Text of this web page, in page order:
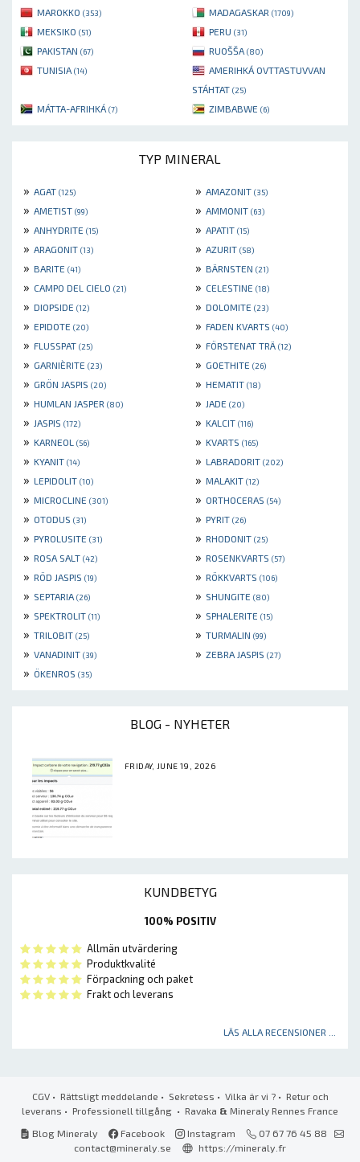
MAROKKO (353) MADAGASKAR (1709)
MEKSIKO (51) PERU (31)
PAKISTAN (67) RUOŠŠA (80)
TUNISIA (14)
AMERIHKÁ OVTTASTUVVAN
STÁHTAT (25)
MÁTTA-AFRIHKÁ (7) ZIMBABWE (6)
TYP MINERAL
» AGAT (125) » AMAZONIT (35)
» AMETIST (99) » AMMONIT (63)
» ANHYDRITE (15) » APATIT (15)
» ARAGONIT (13) » AZURIT (58)
» BARITE (41) » BÄRNSTEN (21)
» CAMPO DEL CIELO (21) » CELESTINE (18)
» DIOPSIDE (12) » DOLOMITE (23)
» EPIDOTE (20) » FADEN KVARTS (40)
» FLUSSPAT (25) » FÖRSTENAT TRÄ (12)
» GARNIÈRITE (23) » GOETHITE (26)
» GRÖN JASPIS (20) » HEMATIT (18)
» HUMLAN JASPER (80) » JADE (20)
» JASPIS (172) » KALCIT (116)
» KARNEOL (56) » KVARTS (165)
» KYANIT (14) » LABRADORIT (202)
» LEPIDOLIT (10) » MALAKIT (12)
» MICROCLINE (301) » ORTHOCERAS (54)
» OTODUS (31) » PYRIT (26)
» PYROLUSITE (31) » RHODONIT (25)
» ROSA SALT (42) » ROSENKVARTS (57)
» RÖD JASPIS (19) » RÖKKVARTS (106)
» SEPTARIA (26) » SHUNGITE (80)
» SPEKTROLIT (11) » SPHALERITE (15)
» TRILOBIT (25) » TURMALIN (99)
» VANADINIT (39) » ZEBRA JASPIS (27)
» ÖKENROS (35)
BLOG - NYHETER
FRIDAY, JUNE 19, 2026
KUNDBETYG
100% POSITIV
Allmän utvärdering
Produktkvalité
Förpackning och paket
Frakt och leverans
LÄS ALLA RECENSIONER ...
CGV• Rättsligt meddelande • Sekretess • Vilka är vi ?• Retur och
leverans • Professionell tillgång • Ravaka & Mineraly Rennes France
Blog Mineraly
Facebook Instagram
07 67 76 45 88
contact@mineraly.se
https://mineraly.fr